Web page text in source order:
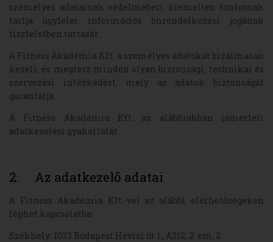
személyes adatainak védelmében, kiemelten fontosnak
tartja ügyfelei információs önrendelkezési jogának
tiszteletben tartását.
A Fitness Akadémia Kft. a személyes adatokat bizalmasan
kezeli, és megtesz minden olyan biztonsági, technikai és
szervezési intézkedést, mely az adatok biztonságát
garantálja.
A Fitness Akadémia Kft. az alábbiakban ismerteti
adatkezelési gyakorlatát.
2. Az adatkezelő adatai
A Fitness Akadémia Kft.-vel az alábbi elérhetőségeken
léphet kapcsolatba:
Székhely: 1033 Budapest Hévízi út 1., A212, 2. em. 2.